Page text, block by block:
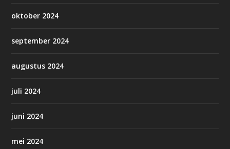
oktober 2024
september 2024
augustus 2024
juli 2024
juni 2024
mei 2024